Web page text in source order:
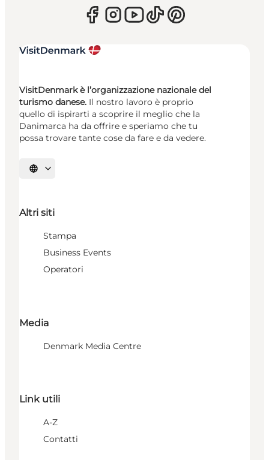
VisitDenmark è l’organizzazione nazionale del
turismo danese. Il nostro lavoro è proprio
quello di ispirarti a scoprire il meglio che la
Danimarca ha da offrire e speriamo che tu
possa trovare tante cose da fare e da vedere.
Seleziona la lingua
Altri siti
Stampa
Business Events
Operatori
Media
Denmark Media Centre
Link utili
A-Z
Contatti